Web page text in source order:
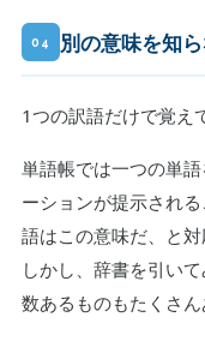
04 別の意味を知
1つの訳語だけで覚え
単語帳では一つの単
ーションが提示され
語はこの意味だ、と対
しかし、辞書を引い
数あるものもたくさん